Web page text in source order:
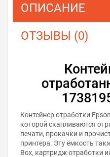
ОПИСАНИЕ
ОТЗЫВЫ (0)
Контейнер отработки
которой скапливаются
печати, прокачки и
принтера. Эту ёмкость
Box, картридж отработки